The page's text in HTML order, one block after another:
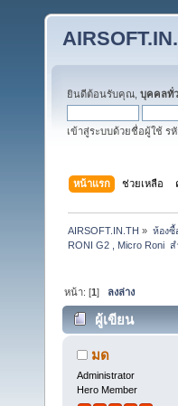
ยินดีต้อนรับคุณ, บุคคลทั่
เข้าสู่ระบบด้วยชื่อผู้ใช้ ร
หน้าแรก ช่วยเหลือ
AIRSOFT.IN.TH » ห้องซื้
RONI G2 , Micro Roni
หน้า: [1] ลงล่าง
ผู้เขียน
มด
Administrator
Hero Member